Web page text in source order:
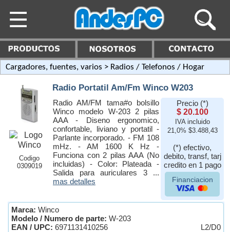
Cargadores, fuentes, varios > Radios / Telefonos / Hogar
Codigo
0309019
Radio Portatil Am/Fm Winco W203
Radio AM/FM tama#o bolsillo
Winco modelo W-203 2 pilas
AAA - Diseno ergonomico,
confortable, liviano y portatil -
Parlante incorporado. - FM 108
mHz. - AM 1600 K Hz -
Funciona con 2 pilas AAA (No
incluidas) - Color: Plateada -
Salida para auriculares 3 ...
mas detalles
Precio (*)
$ 20.100
IVA incluido
21,0% $3.488,43
(*) efectivo,
debito, transf, tarj
credito en 1 pago
Financiacion
Marca: Winco
Modelo / Numero de parte: W-203
EAN / UPC: 6971131410256 L2/D0